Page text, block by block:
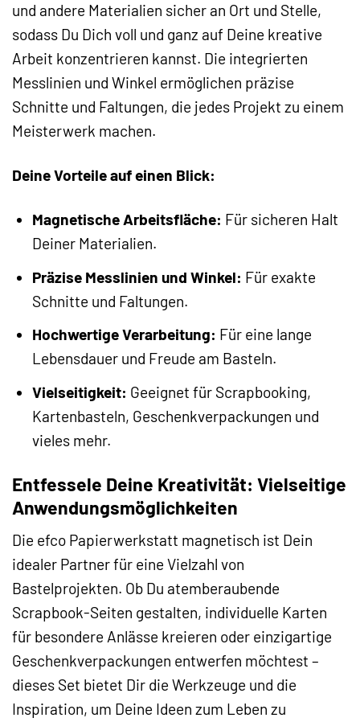
und andere Materialien sicher an Ort und Stelle,
sodass Du Dich voll und ganz auf Deine kreative
Arbeit konzentrieren kannst. Die integrierten
Messlinien und Winkel ermöglichen präzise
Schnitte und Faltungen, die jedes Projekt zu einem
Meisterwerk machen.
Deine Vorteile auf einen Blick:
Magnetische Arbeitsfläche: Für sicheren Halt
Deiner Materialien.
Präzise Messlinien und Winkel: Für exakte
Schnitte und Faltungen.
Hochwertige Verarbeitung: Für eine lange
Lebensdauer und Freude am Basteln.
Vielseitigkeit: Geeignet für Scrapbooking,
Kartenbasteln, Geschenkverpackungen und
vieles mehr.
Entfessele Deine Kreativität: Vielseitige
Anwendungsmöglichkeiten
Die efco Papierwerkstatt magnetisch ist Dein
idealer Partner für eine Vielzahl von
Bastelprojekten. Ob Du atemberaubende
Scrapbook-Seiten gestalten, individuelle Karten
für besondere Anlässe kreieren oder einzigartige
Geschenkverpackungen entwerfen möchtest –
dieses Set bietet Dir die Werkzeuge und die
Inspiration, um Deine Ideen zum Leben zu